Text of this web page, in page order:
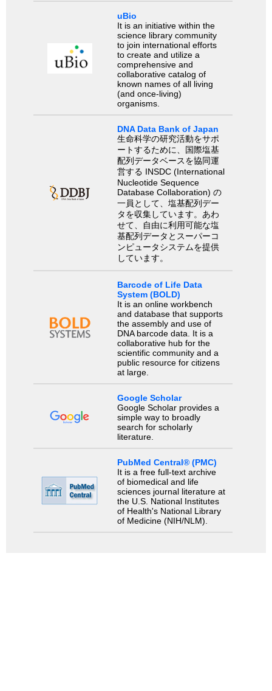
uBio
It is an initiative within the
science library community
to join international efforts
to create and utilize a
comprehensive and
collaborative catalog of
known names of all living
(and once-living)
organisms.
DNA Data Bank of Japan
生命科学の研究活動をサポ
ートするために、国際塩基
配列データベースを協同運
営する INSDC (International
Nucleotide Sequence
Database Collaboration) の
一員として、塩基配列デー
タを収集しています。あわ
せて、自由に利用可能な塩
基配列データとスーパーコ
ンピュータシステムを提供
しています。
Barcode of Life Data
System (BOLD)
It is an online workbench
and database that supports
the assembly and use of
DNA barcode data. It is a
collaborative hub for the
scientific community and a
public resource for citizens
at large.
Google Scholar
Google Scholar provides a
simple way to broadly
search for scholarly
literature.
PubMed Central® (PMC)
It is a free full-text archive
of biomedical and life
sciences journal literature at
the U.S. National Institutes
of Health's National Library
of Medicine (NIH/NLM).